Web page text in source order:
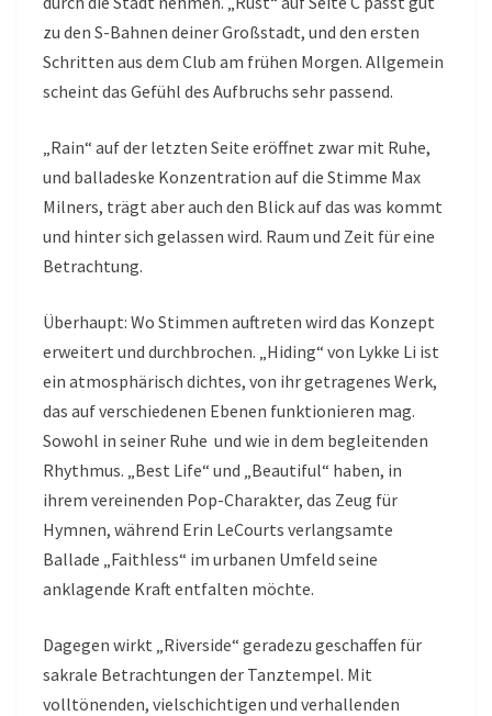
zu den S-Bahnen deiner Großstadt, und den ersten
Schritten aus dem Club am frühen Morgen. Allgemein
scheint das Gefühl des Aufbruchs sehr passend.
„Rain“ auf der letzten Seite eröffnet zwar mit Ruhe,
und balladeske Konzentration auf die Stimme Max
Milners, trägt aber auch den Blick auf das was kommt
und hinter sich gelassen wird. Raum und Zeit für eine
Betrachtung.
Überhaupt: Wo Stimmen auftreten wird das Konzept
erweitert und durchbrochen. „Hiding“ von Lykke Li ist
ein atmosphärisch dichtes, von ihr getragenes Werk,
das auf verschiedenen Ebenen funktionieren mag.
Sowohl in seiner Ruhe und wie in dem begleitenden
Rhythmus. „Best Life“ und „Beautiful“ haben, in
ihrem vereinenden Pop-Charakter, das Zeug für
Hymnen, während Erin LeCourts verlangsamte
Ballade „Faithless“ im urbanen Umfeld seine
anklagende Kraft entfalten möchte.
Dagegen wirkt „Riverside“ geradezu geschaffen für
sakrale Betrachtungen der Tanztempel. Mit
volltönenden, vielschichtigen und verhallenden